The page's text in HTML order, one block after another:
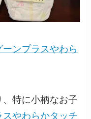
ーンプラスやわら
特に小柄なお子
スやわらかタッチ